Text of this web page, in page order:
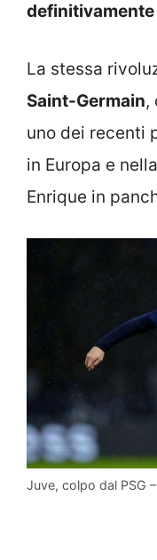
definitivamente
La stessa
Saint-Germain,
uno dei recenti
in Europa e
Enrique in
Juve, colpo dal PSG